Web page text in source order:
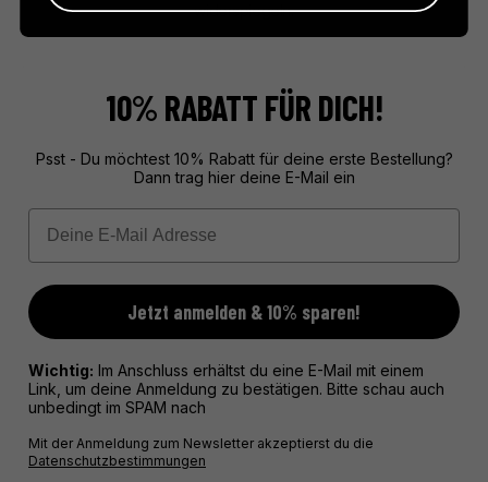
widerspiegeln.
10% RABATT FÜR DICH!
Psst - Du möchtest 10% Rabatt für deine erste Bestellung?
Dann trag hier deine E-Mail ein
Email
Jetzt anmelden & 10% sparen!
Wichtig: Im Anschluss erhältst du eine E-Mail mit einem
Link, um deine Anmeldung zu bestätigen. Bitte schau auch
unbedingt im SPAM nach
Mit der Anmeldung zum Newsletter akzeptierst du die
Datenschutzbestimmungen